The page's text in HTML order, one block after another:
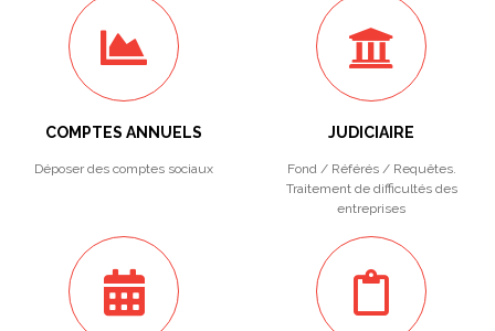
COMPTES ANNUELS
Déposer des comptes sociaux
JUDICIAIRE
Fond / Référés / Requêtes.
Traitement de difficultés des
entreprises